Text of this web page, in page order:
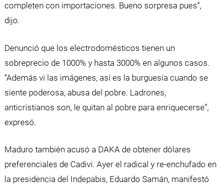
completen con importaciones. Bueno sorpresa pues”,
dijo.
Denunció que los electrodomésticos tienen un
sobreprecio de 1000% y hasta 3000% en algunos casos.
“Además vi las imágenes, así es la burguesía cuando se
siente poderosa, abusa del pobre. Ladrones,
anticristianos son, le quitan al pobre para enriquecerse”,
expresó.
Maduro también acusó a DAKA de obtener dólares
preferenciales de Cadivi. Ayer el radical y re-enchufado en
la presidencia del Indepabis, Eduardo Samán, manifestó